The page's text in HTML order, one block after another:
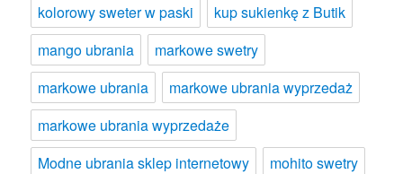
kolorowy sweter w paski
kup sukienkę z Butik
mango ubrania
markowe swetry
markowe ubrania
markowe ubrania wyprzedaż
markowe ubrania wyprzedaże
Modne ubrania sklep internetowy
mohito swetry